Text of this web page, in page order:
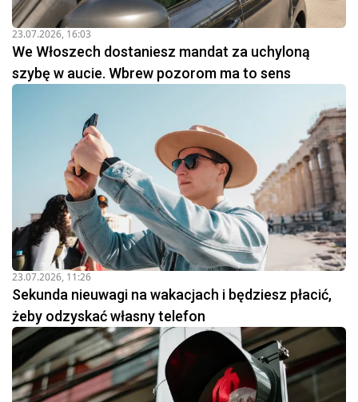
23.07.2026, 16:03
We Włoszech dostaniesz mandat za uchyloną
szybę w aucie. Wbrew pozorom ma to sens
23.07.2026, 11:26
Sekunda nieuwagi na wakacjach i będziesz płacić,
żeby odzyskać własny telefon